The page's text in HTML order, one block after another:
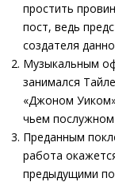
простить
пост, ведь
создателя
Музыкальным
занимался
«Джоном
чьем послужном
Преданным
работа
предыдущими